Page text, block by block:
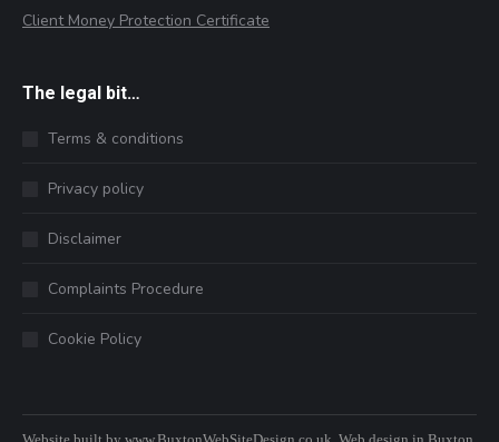
Client Money Protection Certificate
The legal bit…
Terms & conditions
Privacy policy
Disclaimer
Complaints Procedure
Cookie Policy